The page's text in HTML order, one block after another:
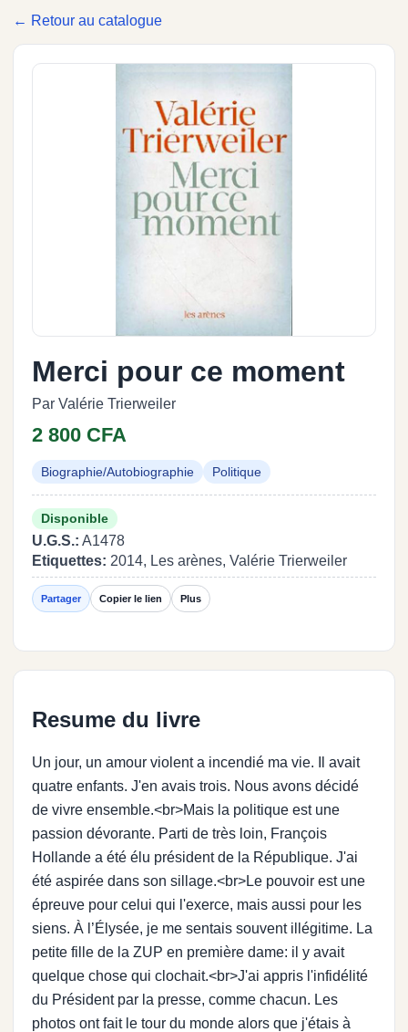
← Retour au catalogue
Merci pour ce moment
Par Valérie Trierweiler
2 800 CFA
Biographie/Autobiographie Politique
Disponible
U.G.S.: A1478
Etiquettes: 2014, Les arènes, Valérie Trierweiler
Partager Copier le lien Plus
Resume du livre
Un jour, un amour violent a incendié ma vie. Il avait
quatre enfants. J'en avais trois. Nous avons décidé
de vivre ensemble.<br>Mais la politique est une
passion dévorante. Parti de très loin, François
Hollande a été élu président de la République. J'ai
été aspirée dans son sillage.<br>Le pouvoir est une
épreuve pour celui qui l'exerce, mais aussi pour les
siens. À l’Élysée, je me sentais souvent illégitime. La
petite fille de la ZUP en première dame: il y avait
quelque chose qui clochait.<br>J'ai appris l'infidélité
du Président par la presse, comme chacun. Les
photos ont fait le tour du monde alors que j'étais à